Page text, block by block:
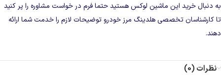
به دنبال خرید این ماشین لوکس هستید حتمافرم در خواست مشاوره را پر کنید
تا کارشناسان تخصصی هلدینگ مرز خودرو توضیحات لازم را خدمت شما ارائه
دهند.
نظرات (0)